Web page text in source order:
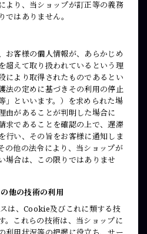
より、当ショップが訂正等の義務
ではありません。
お客様の個人情報が、あらかじめ
超えて取り扱われているという理
により取得されたものであるとい
法の定めに基づきその利用の停止
」といいます。）を求められた場
由があることが判明した場合に
求であることを確認の上で、遅滞
行い、その旨をお客様に通知しま
の他の法令により、当ショップが
場合は、この限りではありませ
他の技術の利用
は、Cookie及びこれに類する技
。これらの技術は、当ショップに